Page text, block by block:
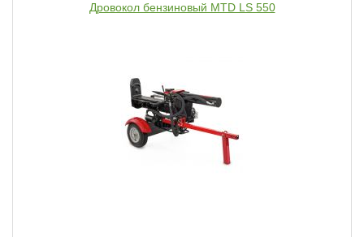
Дровокол бензиновый MTD LS 550